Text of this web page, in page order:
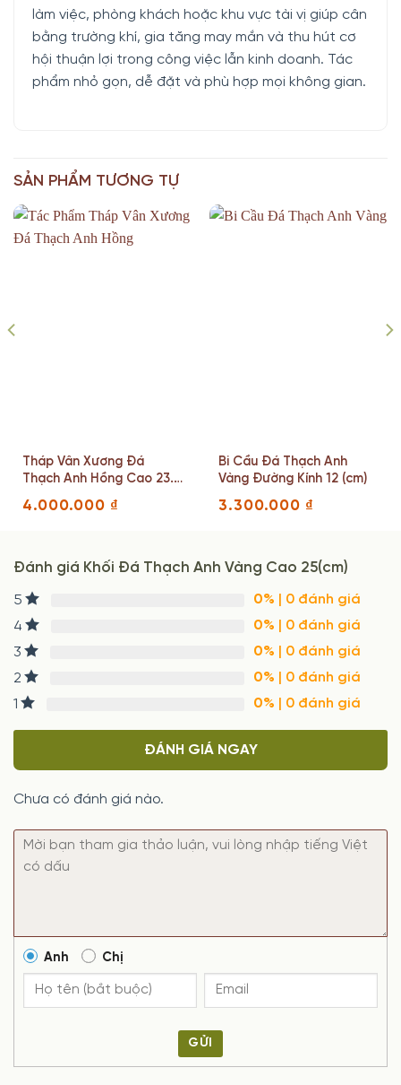
làm việc, phòng khách hoặc khu vực tài vị giúp cân
bằng trường khí, gia tăng may mắn và thu hút cơ
hội thuận lợi trong công việc lẫn kinh doanh. Tác
phẩm nhỏ gọn, dễ đặt và phù hợp mọi không gian.
SẢN PHẨM TƯƠNG TỰ
Tháp Vân Xương Đá
Thạch Anh Hồng Cao 23.5
4.000.000 ₫
Bi Cầu Đá Thạch Anh
Vàng Đường Kính 12 (cm)
3.300.000 ₫
Đánh giá Khối Đá Thạch Anh Vàng Cao 25(cm)
5 0% | 0 đánh giá
4
0% | 0 đánh giá
3
0% | 0 đánh giá
2
0% | 0 đánh giá
1
0% | 0 đánh giá
ĐÁNH GIÁ NGAY
Chưa có đánh giá nào.
Anh Chị
GỬI